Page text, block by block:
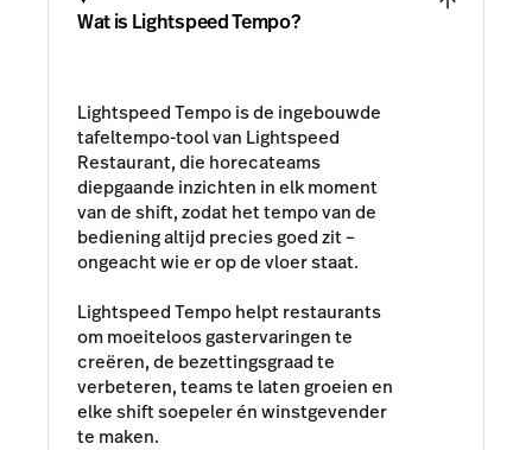
Wat is Lightspeed Tempo?
Lightspeed Tempo is de ingebouwde
tafeltempo-tool van Lightspeed
Restaurant, die horecateams
diepgaande inzichten in elk moment
van de shift, zodat het tempo van de
bediening altijd precies goed zit –
ongeacht wie er op de vloer staat.
Lightspeed Tempo helpt restaurants
om moeiteloos gastervaringen te
creëren, de bezettingsgraad te
verbeteren, teams te laten groeien en
elke shift soepeler én winstgevender
te maken.